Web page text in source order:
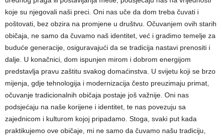
koje su njegovali naši preci. Oni nas uče da dom treba čuvati i
poštovati, bez obzira na promjene u društvu. Očuvanjem ovih starih
običaja, ne samo da čuvamo naš identitet, već i gradimo temelje za
buduće generacije, osiguravajući da se tradicija nastavi prenositi i
dalje. U konačnici, dom ispunjen mirom i dobrom energijom
predstavlja pravu zaštitu svakog domaćinstva. U svijetu koji se brzo
mijenja, gdje tehnologija i modernizacija često preuzimaju primat,
očuvanje tradicionalnih običaja postaje još važnije. Oni nas
podsjećaju na naše korijene i identitet, te nas povezuju sa
zajednicom i kulturom kojoj pripadamo. Stoga, svaki put kada
praktikujemo ove običaje, mi ne samo da čuvamo našu tradiciju,